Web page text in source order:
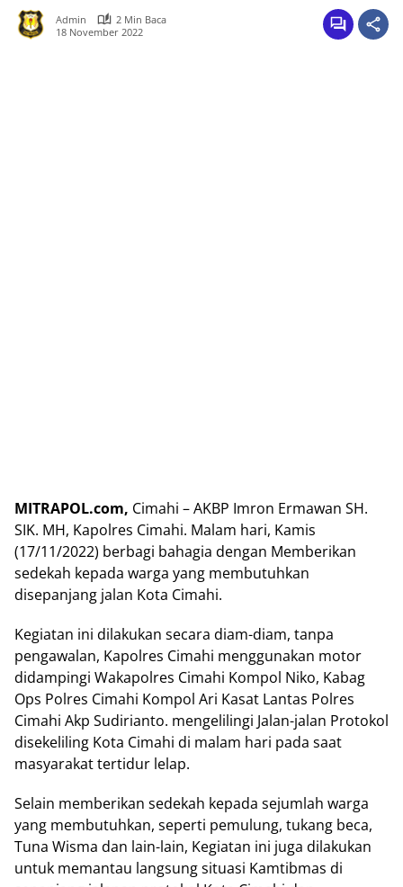
Admin
2 Min Baca
18 November 2022
MITRAPOL.com, Cimahi – AKBP Imron Ermawan SH.
SIK. MH, Kapolres Cimahi. Malam hari, Kamis
(17/11/2022) berbagi bahagia dengan Memberikan
sedekah kepada warga yang membutuhkan
disepanjang jalan Kota Cimahi.
Kegiatan ini dilakukan secara diam-diam, tanpa
pengawalan, Kapolres Cimahi menggunakan motor
didampingi Wakapolres Cimahi Kompol Niko, Kabag
Ops Polres Cimahi Kompol Ari Kasat Lantas Polres
Cimahi Akp Sudirianto. mengelilingi Jalan-jalan Protokol
disekeliling Kota Cimahi di malam hari pada saat
masyarakat tertidur lelap.
Selain memberikan sedekah kepada sejumlah warga
yang membutuhkan, seperti pemulung, tukang beca,
Tuna Wisma dan lain-lain, Kegiatan ini juga dilakukan
untuk memantau langsung situasi Kamtibmas di